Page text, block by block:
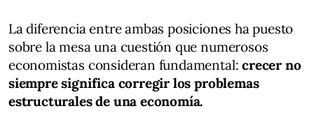
La diferencia entre ambas posiciones ha puesto
sobre la mesa una cuestión que numerosos
economistas consideran fundamental:crecer no
siempre significa corregir los problemas
estructurales de una economía.